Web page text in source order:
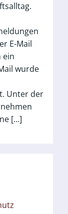
E-Mail
ein
wurde
Unter der
[…]